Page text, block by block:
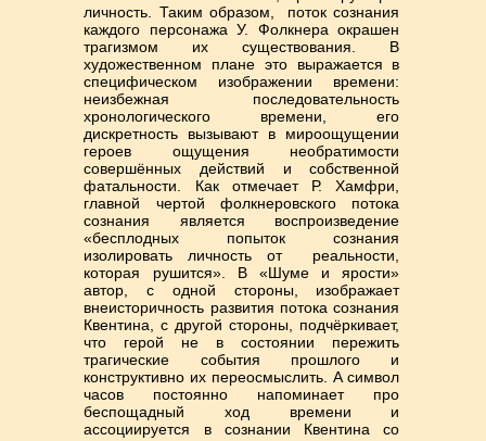
личность. Таким образом, поток сознания
каждого персонажа У. Фолкнера окрашен
трагизмом их существования. В
художественном плане это выражается в
специфическом изображении времени:
неизбежная последовательность
хронологического времени, его
дискретность вызывают в мироощущении
героев ощущения необратимости
совершённых действий и собственной
фатальности. Как отмечает Р. Хамфри,
главной чертой фолкнеровского потока
сознания является воспроизведение
«бесплодных попыток сознания
изолировать личность от реальности,
которая рушится». В «Шуме и ярости»
автор, с одной стороны, изображает
внеисторичность развития потока сознания
Квентина, с другой стороны, подчёркивает,
что герой не в состоянии пережить
трагические события прошлого и
конструктивно их переосмыслить. А символ
часов постоянно напоминает про
беспощадный ход времени и
ассоциируется в сознании Квентина со